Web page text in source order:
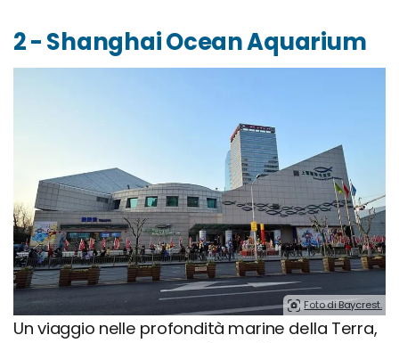
2 - Shanghai Ocean Aquarium
Foto di Baycrest.
Un viaggio nelle profondità marine della Terra,